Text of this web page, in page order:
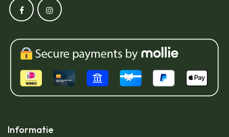
Informatie